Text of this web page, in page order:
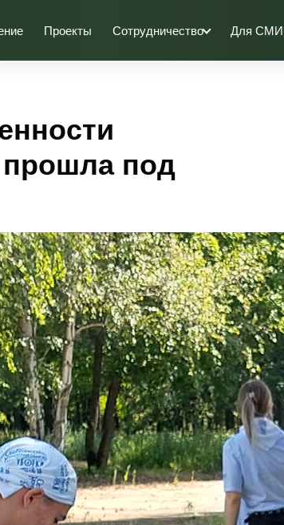
Проекты Сотрудничество Для СМИ
прошла под